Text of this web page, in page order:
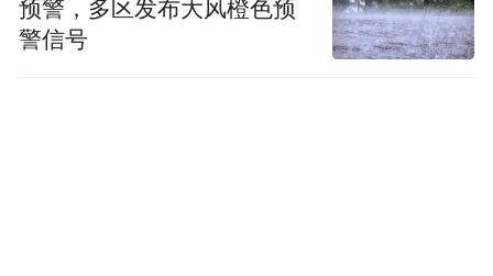
预警，多区发布大风橙色预
警信号